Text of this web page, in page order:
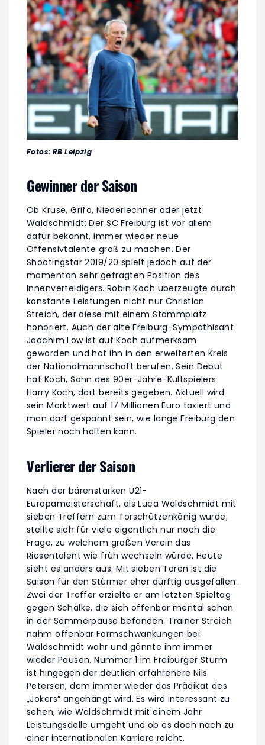
Fotos: RB Leipzig
Gewinner der Saison
Ob Kruse, Grifo, Niederlechner oder jetzt
Waldschmidt: Der SC Freiburg ist vor allem
dafür bekannt, immer wieder neue
Offensivtalente groß zu machen. Der
Shootingstar 2019/20 spielt jedoch auf der
momentan sehr gefragten Position des
Innenverteidigers. Robin Koch überzeugte durch
konstante Leistungen nicht nur Christian
Streich, der diese mit einem Stammplatz
honoriert. Auch der alte Freiburg-Sympathisant
Joachim Löw ist auf Koch aufmerksam
geworden und hat ihn in den erweiterten Kreis
der Nationalmannschaft berufen. Sein Debüt
hat Koch, Sohn des 90er-Jahre-Kultspielers
Harry Koch, dort bereits gegeben. Aktuell wird
sein Marktwert auf 17 Millionen Euro taxiert und
man darf gespannt sein, wie lange Freiburg den
Spieler noch halten kann.
Verlierer der Saison
Nach der bärenstarken U21-
Europameisterschaft, als Luca Waldschmidt mit
sieben Treffern zum Torschützenkönig wurde,
stellte sich für viele eigentlich nur noch die
Frage, zu welchem großen Verein das
Riesentalent wie früh wechseln würde. Heute
sieht es anders aus. Mit sieben Toren ist die
Saison für den Stürmer eher dürftig ausgefallen.
Zwei der Treffer erzielte er am letzten Spieltag
gegen Schalke, die sich offenbar mental schon
in der Sommerpause befanden. Trainer Streich
nahm offenbar Formschwankungen bei
Waldschmidt wahr und gönnte ihm immer
wieder Pausen. Nummer 1 im Freiburger Sturm
ist hingegen der deutlich erfahrenere Nils
Petersen, dem immer wieder das Prädikat des
„Jokers“ angehängt wird. Es wird interessant zu
sehen, wie Waldschmidt mit einem Jahr
Leistungsdelle umgeht und ob es doch noch zu
einer internationalen Karriere reicht.